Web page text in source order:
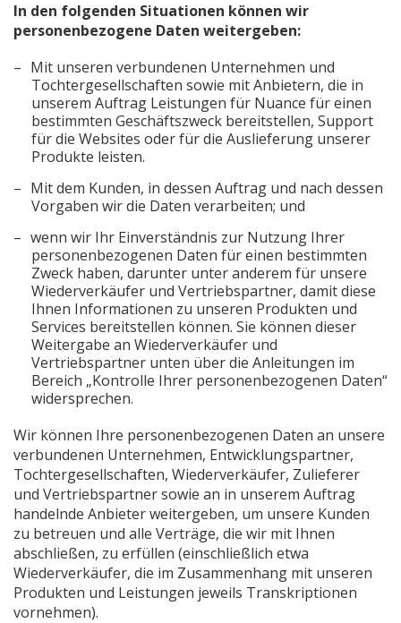
In den folgenden Situationen können wir
personenbezogene Daten weitergeben:
Mit unseren verbundenen Unternehmen und
Tochtergesellschaften sowie mit Anbietern, die in
unserem Auftrag Leistungen für Nuance für einen
bestimmten Geschäftszweck bereitstellen, Support
für die Websites oder für die Auslieferung unserer
Produkte leisten.
Mit dem Kunden, in dessen Auftrag und nach dessen
Vorgaben wir die Daten verarbeiten; und
wenn wir Ihr Einverständnis zur Nutzung Ihrer
personenbezogenen Daten für einen bestimmten
Zweck haben, darunter unter anderem für unsere
Wiederverkäufer und Vertriebspartner, damit diese
Ihnen Informationen zu unseren Produkten und
Services bereitstellen können. Sie können dieser
Weitergabe an Wiederverkäufer und
Vertriebspartner unten über die Anleitungen im
Bereich „Kontrolle Ihrer personenbezogenen Daten“
widersprechen.
Wir können Ihre personenbezogenen Daten an unsere
verbundenen Unternehmen, Entwicklungspartner,
Tochtergesellschaften, Wiederverkäufer, Zulieferer
und Vertriebspartner sowie an in unserem Auftrag
handelnde Anbieter weitergeben, um unsere Kunden
zu betreuen und alle Verträge, die wir mit Ihnen
abschließen, zu erfüllen (einschließlich etwa
Wiederverkäufer, die im Zusammenhang mit unseren
Produkten und Leistungen jeweils Transkriptionen
vornehmen).